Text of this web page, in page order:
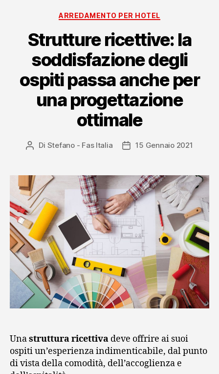
Categorie
ARREDAMENTO PER HOTEL
Strutture ricettive: la
soddisfazione degli
ospiti passa anche per
una progettazione
ottimale
Autore
Di Stefano - Fas Italia
Data15 Gennaio 2021
Unastruttura ricettiva deve offrire ai suoi
ospiti un’esperienza indimenticabile, dal punto
di vista della comodità, dell’accoglienza e